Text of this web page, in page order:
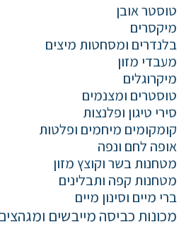
טוסטר אובן
מיקסרים
בלנדרים ומסחטות מיצים
מעבדי מזון
מיקרוגלים
טוסטרים ומצנמים
סירי טיגון ופלנצות
קומקומים מיחמים ופלטות
אופה לחם ונפה
מטחנות בשר וקוצץ מזון
מטחנות קפה ותבלינים
ברי מיים וסינון מיים
מכונות כביסה מייבשים ומגהצים